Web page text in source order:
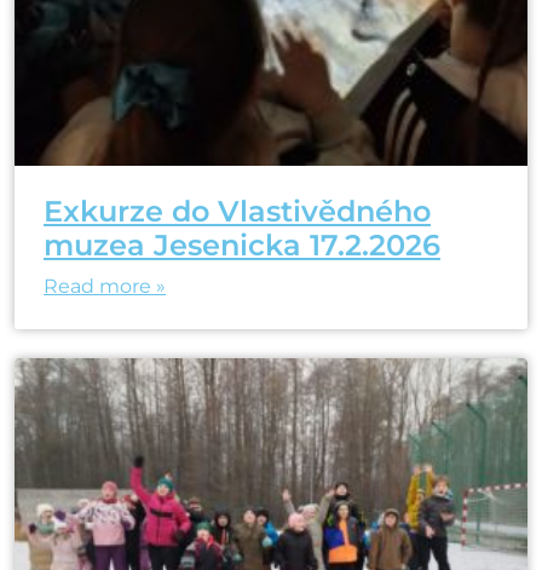
Exkurze do Vlastivědného
muzea Jesenicka 17.2.2026
Read more »